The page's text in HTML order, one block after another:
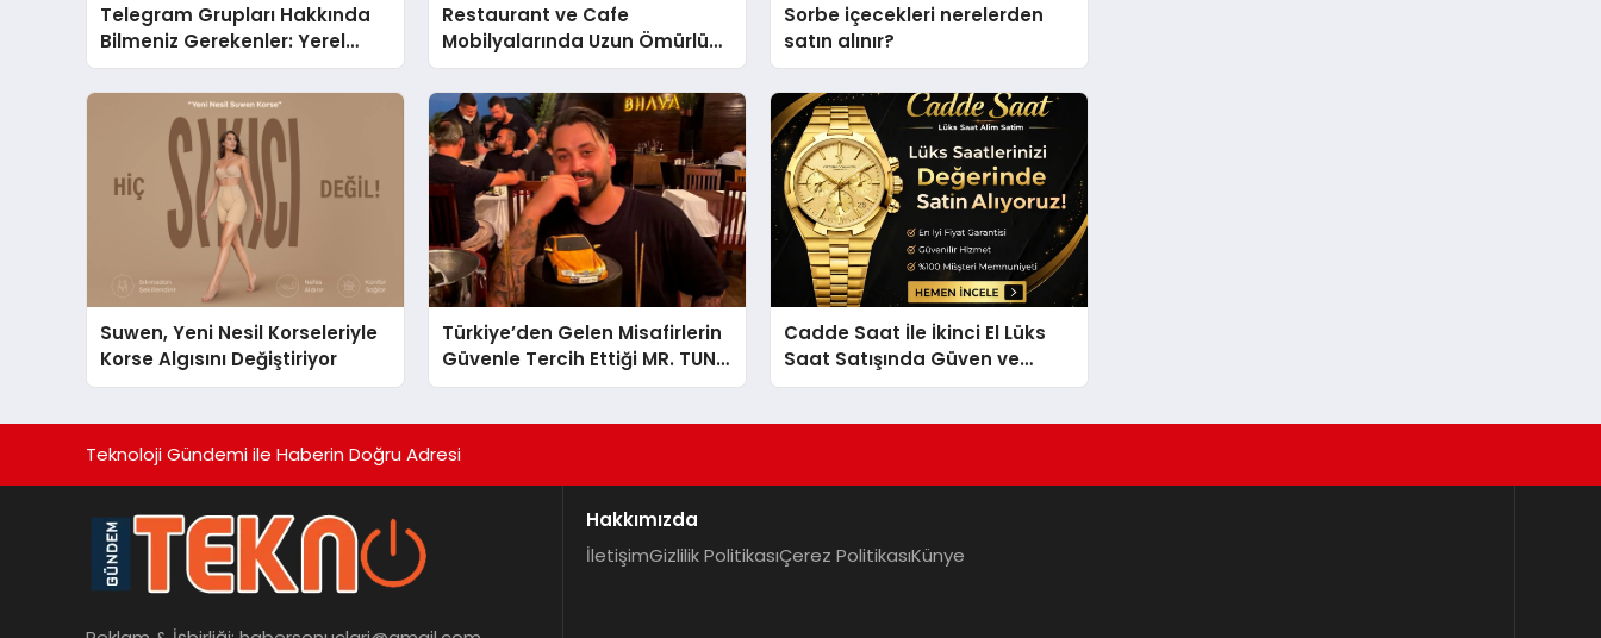
Telegram Grupları Hakkında
Bilmeniz Gerekenler: Yerel
Telegram Gruplarıyla
Şehrinizdeki Topluluklara
Restaurant ve Cafe
Mobilyalarında Uzun Ömürlü
Sandalye Nasıl Seçilir?
Sorbe içecekleri nerelerden
satın alınır?
Suwen, Yeni Nesil Korseleriyle
Korse Algısını Değiştiriyor
Türkiye’den Gelen Misafirlerin
Güvenle Tercih Ettiği MR. TUNA
Restaurant Uluslararası
Cadde Saat İle İkinci El Lüks
Saat Satışında Güven ve
Doğru Değerleme
Teknoloji Gündemi ile Haberin Doğru Adresi
Hakkımızda
İletişimGizlilik PolitikasıÇerez PolitikasıKünye